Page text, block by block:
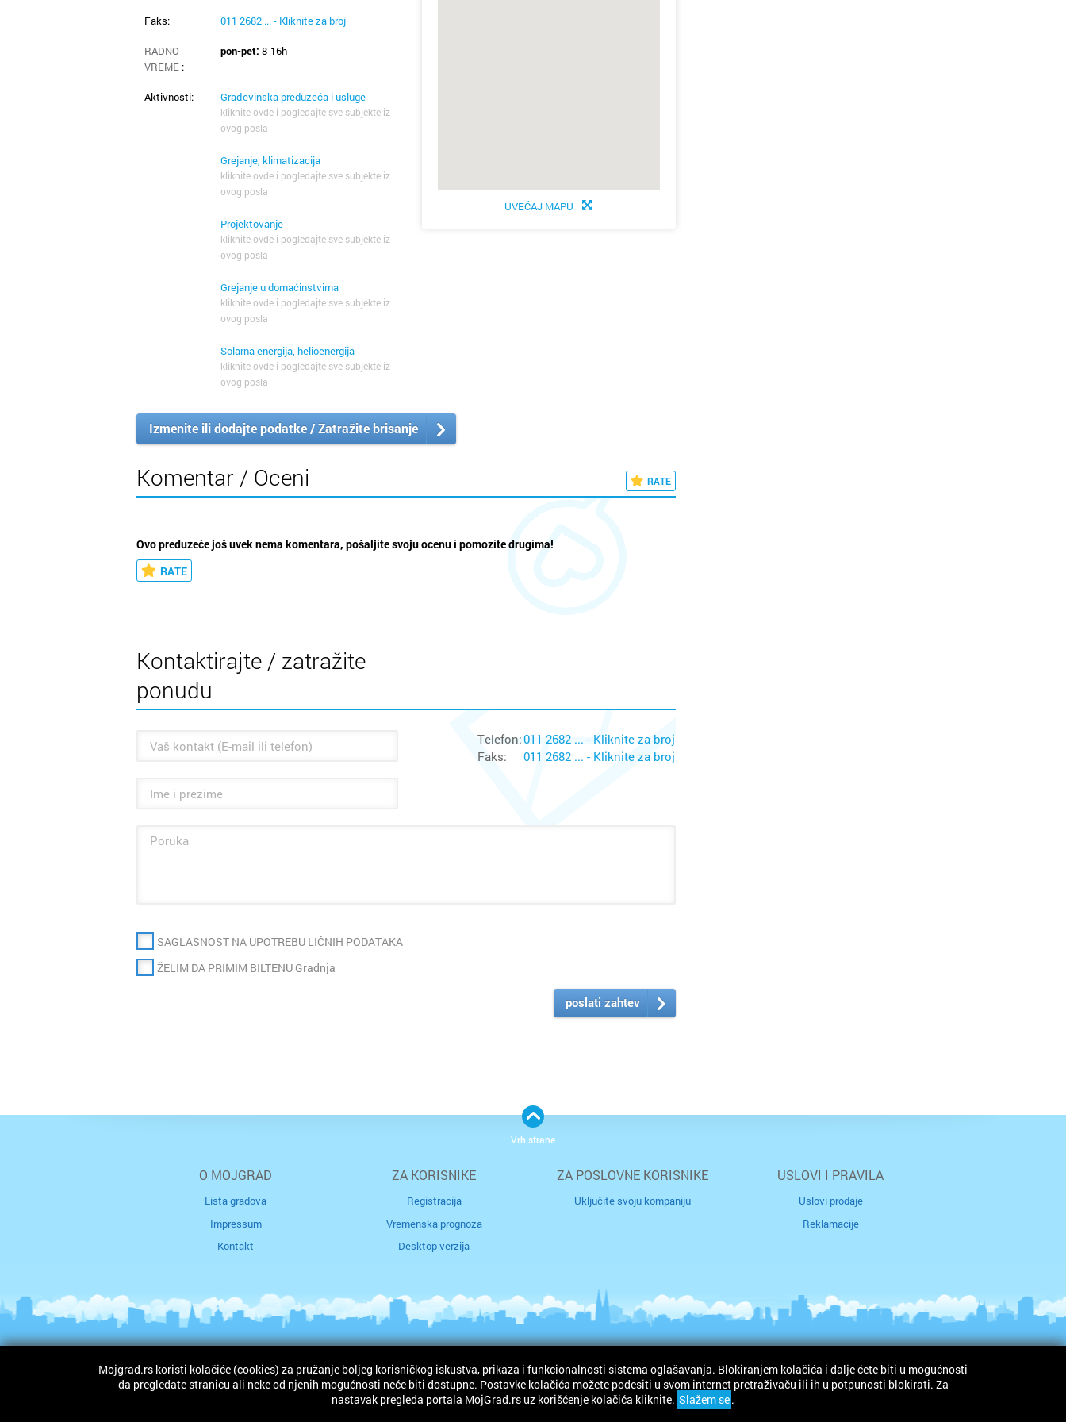
Faks: 011 2682 ... - Kliknite za broj
RADNO
VREME :
pon-pet: 8-16h
Aktivnosti: Građevinska preduzeća i usluge
kliknite ovde i pogledajte sve subjekte iz
ovog posla
Grejanje, klimatizacija
kliknite ovde i pogledajte sve subjekte iz
ovog posla
Projektovanje
kliknite ovde i pogledajte sve subjekte iz
ovog posla
Grejanje u domaćinstvima
kliknite ovde i pogledajte sve subjekte iz
ovog posla
Solarna energija, helioenergija
kliknite ovde i pogledajte sve subjekte iz
ovog posla
UVEĆAJ MAPU
Izmenite ili dodajte podatke / Zatražite brisanje
Komentar / Oceni RATE
Ovo preduzeće još uvek nema komentara, pošaljite svoju ocenu i pomozite drugima!
RATE
Kontaktirajte / zatražite
ponudu
Telefon:011 2682 ... - Kliknite za broj
Faks:
011 2682 ... - Kliknite za broj
SAGLASNOST NA UPOTREBU LIČNIH PODATAKA
ŽELIM DA PRIMIM BILTENU Gradnja
poslati zahtev
O MOJGRAD
Lista gradova
Impressum
Kontakt
ZA KORISNIKE
Registracija
Vremenska prognoza
Desktop verzija
ZA POSLOVNE KORISNIKE
Uključite svoju kompaniju
USLOVI I PRAVILA
Uslovi prodaje
Reklamacije
Autorska prava © 2026. mojgrad.rs. Sva prava zadržana. © Idoneus doo
Vrh strane
Mojgrad.rs koristi kolačiće (cookies) za pružanje boljeg korisničkog iskustva, prikaza i funkcionalnosti sistema oglašavanja. Blokiranjem kolačića i dalje ćete biti u mogućnosti
da pregledate stranicu ali neke od njenih mogućnosti neće biti dostupne. Postavke kolačića možete podesiti u svom internet pretraživaču ili ih u potpunosti blokirati. Za
nastavak pregleda portala MojGrad.rs uz korišćenje kolačića kliknite. Slažem se.